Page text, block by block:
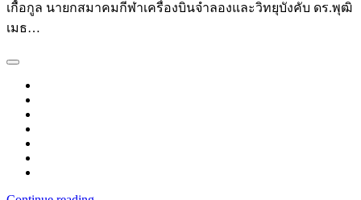
เกื้อกูล นายกสมาคมกีฬาเครื่องบินจำลองและวิทยุบังคับ ดร.พุฒิ
เมธ…